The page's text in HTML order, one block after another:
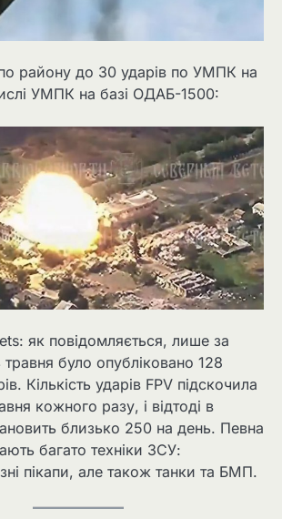
району до 30 ударів по УМПК на
УМПК на базі ОДАБ-1500:
як повідомляється, лише за
травня було опубліковано 128
Кількість ударів FPV підскочила
кожного разу, і відтоді в
близько 250 на день. Певна
багато техніки ЗСУ:
пікапи, але також танки та БМП.